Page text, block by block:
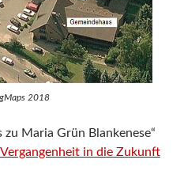
2018
Maria Grün Blankenese“
in die Zukunft